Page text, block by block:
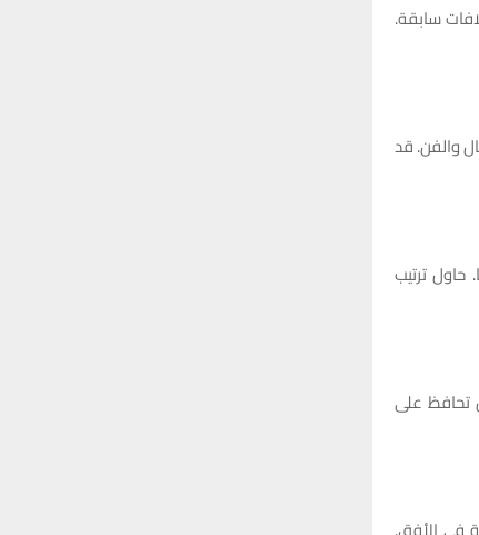
سابقة.
والفن. قد
ترتيب
تحافظ على